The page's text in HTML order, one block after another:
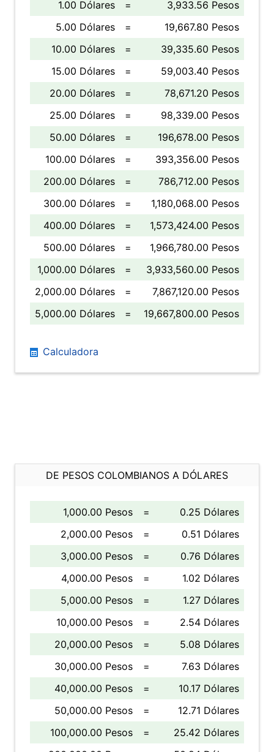
1.00 Dólares =
3,933.56 Pesos
5.00 Dólares
=
19,667.80 Pesos
10.00 Dólares
=
39,335.60 Pesos
15.00 Dólares
=
59,003.40 Pesos
20.00 Dólares
=
78,671.20 Pesos
25.00 Dólares
=
98,339.00 Pesos
50.00 Dólares
=
196,678.00 Pesos
100.00 Dólares
=
393,356.00 Pesos
200.00 Dólares
=
786,712.00 Pesos
300.00 Dólares
=
1,180,068.00 Pesos
400.00 Dólares
=
1,573,424.00 Pesos
500.00 Dólares
=
1,966,780.00 Pesos
1,000.00 Dólares
=
3,933,560.00 Pesos
2,000.00 Dólares
=
7,867,120.00 Pesos
5,000.00 Dólares
= 19,667,800.00 Pesos
Calculadora
DE PESOS COLOMBIANOS A DÓLARES
1,000.00 Pesos =
0.25 Dólares
2,000.00 Pesos
=
0.51 Dólares
3,000.00 Pesos
=
0.76 Dólares
4,000.00 Pesos
=
1.02 Dólares
5,000.00 Pesos
=
1.27 Dólares
10,000.00 Pesos
=
2.54 Dólares
20,000.00 Pesos
=
5.08 Dólares
30,000.00 Pesos
=
7.63 Dólares
40,000.00 Pesos
=
10.17 Dólares
50,000.00 Pesos
=
12.71 Dólares
100,000.00 Pesos
=
25.42 Dólares